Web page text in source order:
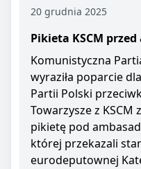
20 grudnia 2025
Pikieta KSCM
Komunistyczna
wyraziła poparcie
Partii Polski
Towarzysze z
pikietę pod
której przekazali
eurodeputownej